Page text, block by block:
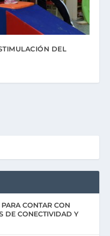
DEL
CONTAR CON
DE CONECTIVIDAD Y